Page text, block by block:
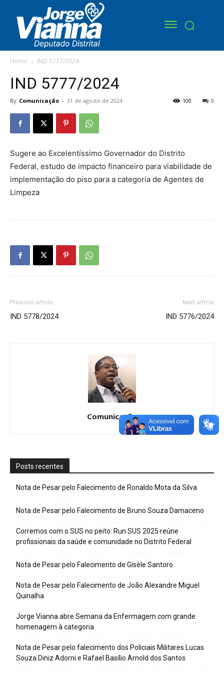
Home IND 5777/2024
IND 5777/2024
By Comunicação - 31 de agosto de 2024 0
100
Sugere ao Excelentíssimo Governador do Distrito
Federal, estudo de impacto financeiro para viabilidade de
implementação do piso para a categoria de Agentes de
Limpeza
Previous article
IND 5778/2024
Next article
IND 5776/2024
Comunicação
Posts recentes
Nota de Pesar pelo Falecimento de Ronaldo Mota da Silva
Nota de Pesar pelo Falecimento de Bruno Souza Damaceno
Corremos com o SUS no peito: Run SUS 2025 reúne
profissionais da saúde e comunidade no Distrito Federal
Nota de Pesar pelo Falecimento de Gisèle Santoro
Nota de Pesar pelo Falecimento de João Alexandre Miguel
Quinalha
Jorge Vianna abre Semana da Enfermagem com grande
homenagem à categoria
Nota de Pesar pelo falecimento dos Policiais Militares Lucas
Souza Diniz Adorni e Rafael Basílio Arnold dos Santos